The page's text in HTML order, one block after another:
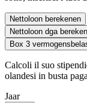
Nettoloon berekenen
Nettoloon dga
Box 3
Calcoli il suo
olandesi in busta
Jaar